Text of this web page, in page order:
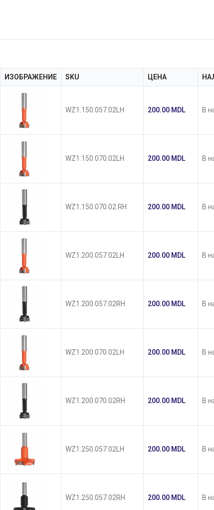
ИЗОБРАЖЕНИЕ SKU ЦЕНА
WZ1.150.057.02LH 200.00 MDL В
WZ1.150.070.02LH 200.00 MDL В
WZ1.150.070.02.RH 200.00 MDL В
WZ1.200.057.02LH 200.00 MDL В
WZ1.200.057.02RH 200.00 MDL В
WZ1.200.070.02LH 200.00 MDL В
WZ1.200.070.02RH 200.00 MDL В
WZ1.250.057.02LH 200.00 MDL В
WZ1.250.057.02RH 200.00 MDL В